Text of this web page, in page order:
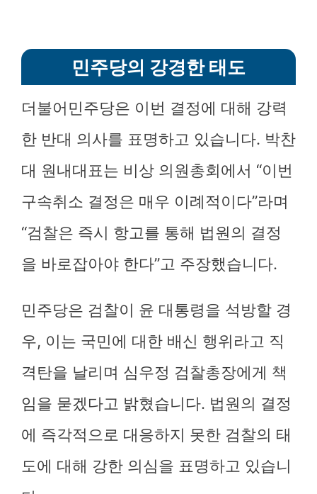
민주당의 강경한 태도
더불어민주당은 이번 결정에 대해 강력
한 반대 의사를 표명하고 있습니다. 박찬
대 원내대표는 비상 의원총회에서 “이번
구속취소 결정은 매우 이례적이다”라며
“검찰은 즉시 항고를 통해 법원의 결정
을 바로잡아야 한다”고 주장했습니다.
민주당은 검찰이 윤 대통령을 석방할 경
우, 이는 국민에 대한 배신 행위라고 직
격탄을 날리며 심우정 검찰총장에게 책
임을 묻겠다고 밝혔습니다. 법원의 결정
에 즉각적으로 대응하지 못한 검찰의 태
도에 대해 강한 의심을 표명하고 있습니